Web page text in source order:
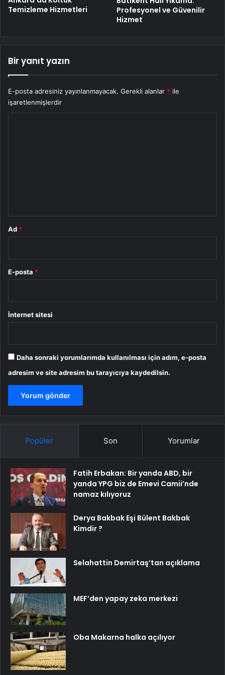
Temizleme Hizmetleri
Profesyonel ve Güvenilir
Hizmet
Bir yanıt yazın
E-posta adresiniz yayınlanmayacak. Gerekli alanlar * ile
işaretlenmişlerdir
Ad *
E-posta *
İnternet sitesi
Daha sonraki yorumlarımda kullanılması için adım, e-posta
adresim ve site adresim bu tarayıcıya kaydedilsin.
Popüler Son Yorumlar
Fatih Erbakan: Bir yanda ABD, bir
yanda YPG biz de Emevi Camii’nde
namaz kılıyoruz
Derya Bakbak Eşi Bülent Bakbak
Kimdir ?
Selahattin Demirtaş’tan açıklama
MEF’den yapay zeka merkezi
Oba Makarna halka açılıyor